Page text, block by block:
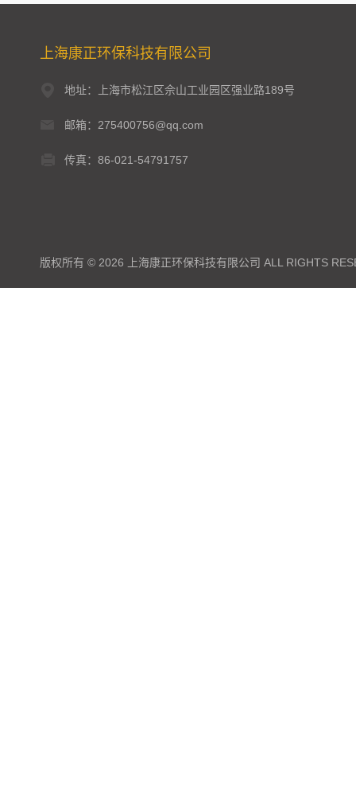
上海康正环保科技有限公司
地址：上海市松江区佘山工业园区强业路189号
邮箱：275400756@qq.com
传真：86-021-54791757
版权所有 © 2026 上海康正环保科技有限公司 ALL RIGHTS